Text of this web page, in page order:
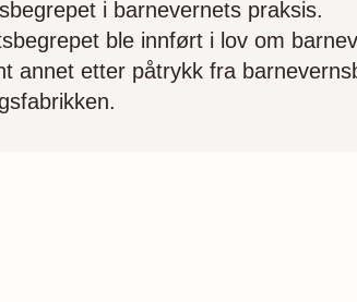
i barnevernets praksis.
ble innført i lov om
annet etter påtrykk fra